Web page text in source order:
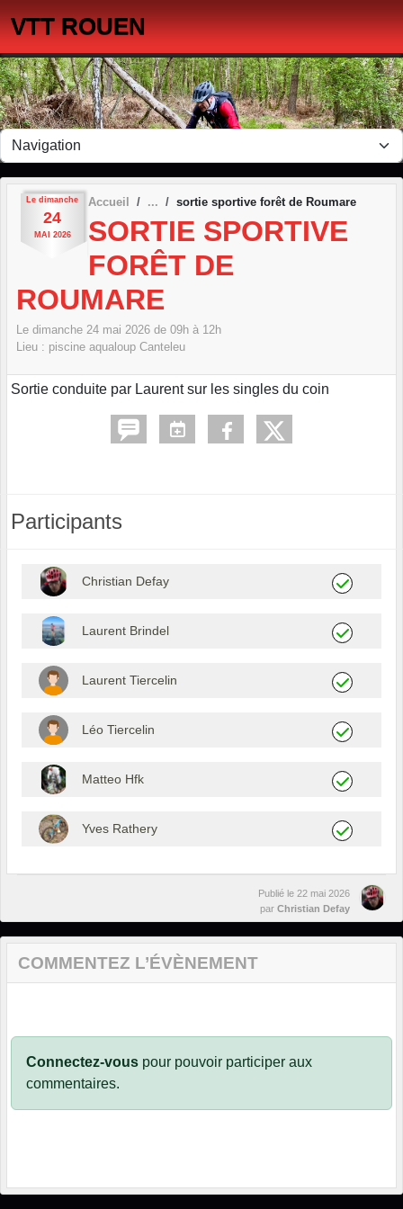
VTT ROUEN
Le dimanche
24
MAI 2026
Accueil sortie sportive forêt de Roumare
SORTIE SPORTIVE
FORÊT DE
ROUMARE
Le dimanche 24 mai 2026 de 09h à 12h
Lieu : piscine aqualoup Canteleu
Sortie conduite par Laurent sur les singles du coin
Participants
Christian Defay
Laurent Brindel
Laurent Tiercelin
Léo Tiercelin
Matteo Hfk
Yves Rathery
Publié le 22 mai 2026
par Christian Defay
COMMENTEZ L’ÉVÈNEMENT
Connectez-vous pour pouvoir participer aux
commentaires.